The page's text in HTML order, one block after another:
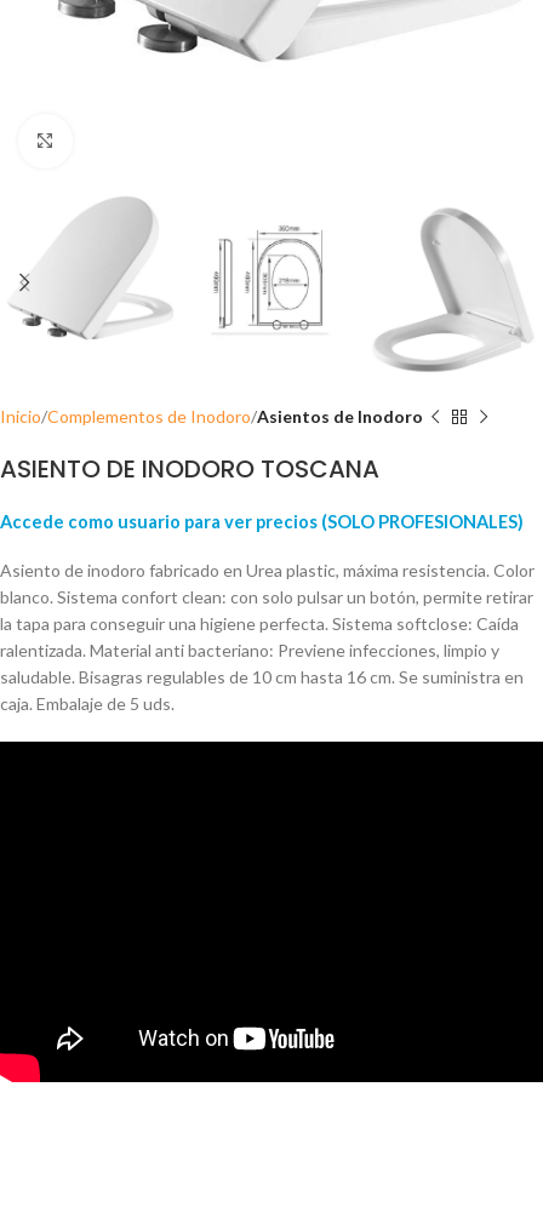
Inicio Complementos de Inodoro Asientos de Inodoro
ASIENTO DE INODORO TOSCANA
Accede como usuario para ver precios (SOLO PROFESIONALES)
Asiento de inodoro fabricado en Urea plastic, máxima resistencia. Color
blanco. Sistema confort clean: con solo pulsar un botón, permite retirar
la tapa para conseguir una higiene perfecta. Sistema softclose: Caída
ralentizada. Material anti bacteriano: Previene infecciones, limpio y
saludable. Bisagras regulables de 10 cm hasta 16 cm. Se suministra en
caja. Embalaje de 5 uds.